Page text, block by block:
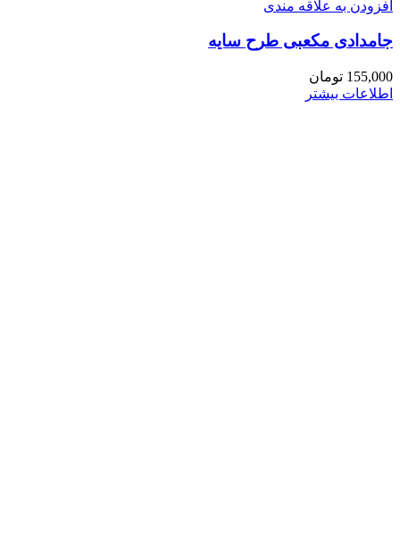
افزودن به علاقه مندی
جامدادی مکعبی طرح سایه
155,000 تومان
اطلاعات بیشتر